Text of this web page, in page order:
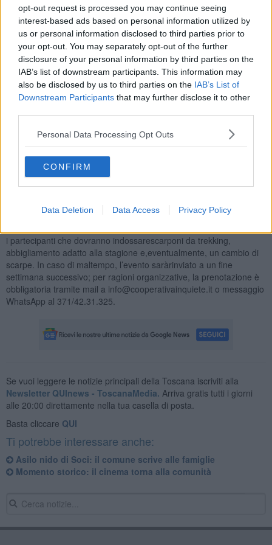
opt-out request is processed you may continue seeing
interest-based ads based on personal information utilized by
us or personal information disclosed to third parties prior to
your opt-out. You may separately opt-out of the further
disclosure of your personal information by third parties on the
IAB’s list of downstream participants. This information may
also be disclosed by us to third parties on the IAB’s List of
Downstream Participants that may further disclose it to other
Personal Data Processing Opt Outs
CONFIRM
Data Deletion Data Access Privacy Policy
approfondire la conoscenza degli habitat acquatici e dei loro
animali. I bambini e le loro famiglie potranno scoprire curiosità,
caratteristiche e funzioni di pesci, anfibi, insetti e macroinvertebrati
presenti nei corsi d’acqua del territorio, venendo poi coinvolti in un
laboratorio pratico dedicato proprio alla fauna acquatica. La
giornata, infine, terminerà con una merenda a base di prodotti tipici
del territorio preparata dall’Associazione Produttori Valteggina per
andare così a valorizzareanche le specialità gastronomiche locali.
Questa nuova esperienza, inserita nei progetti di rigenerazione
culturale e sociale sostenuti con fondi PNRR per i Comuni di
Ortignano Raggiolo e Chiusi della Verna all’interno dell’intervento
“Parco Fluviale della Mercatella”, è finalizzata a promuovere un
della tutela ambientale, della sostenibilità e del rispetto della natura
attraverso attività dirette, osservazioni e momenti di confronto.
i partecipanti che dovranno indossarescarponi da trekking,
abbigliamento adatto alla stagione e,eventualmente, un cambio di
scarpe. In caso di maltempo, l’evento saràrinviato a un fine
settimana successivo; per ragioni organizzative, la prenotazione è
obbligatoria tramite mail a info@cooperativainquiete.it o messaggio
WhatsApp al 371/42.31.325.
Se vuoi leggere le notizie principali della Toscana iscriviti alla
Newsletter QUInews - ToscanaMedia. Arriva gratis tutti i giorni
alle 20:00 direttamente nella tua casella di posta.
Basta cliccare QUI
Ti potrebbe interessare anche:
Asilo nido di Soci: il comune scrive alle famiglie
Momento storico: il cinema torna alla comunità